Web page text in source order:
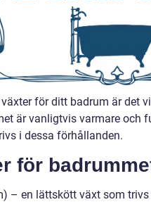
för ditt badrum är det
är vanligtvis varmare och
i dessa förhållanden.
för
– en lättskött växt som